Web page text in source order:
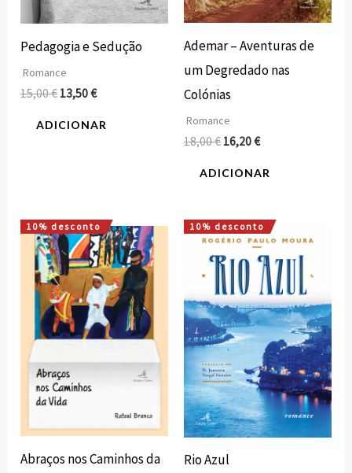
Pedagogia e Sedução
Romance
15,00€ 13,50€
ADICIONAR
Ademar – Aventuras de
um Degredado nas
Colónias
Romance
18,00€ 16,20€
ADICIONAR
10% desconto
Abraços nos Caminhos da
O
preço
original
era:
12,00 €.
O
preço
atual
é:
10,80 €.
10% desconto
Rio Azul
O
preço
original
era:
15,00 €.
O
preço
atual
é:
13,50 €.